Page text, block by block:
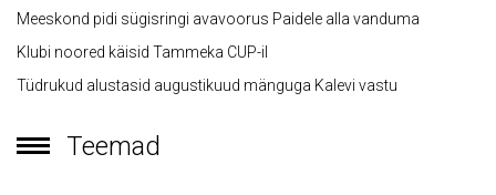
Meeskond pidi sügisringi avavoorus Paidele alla vanduma
Klubi noored käisid Tammeka CUP-il
Tüdrukud alustasid augustikuud mänguga Kalevi vastu
Teemad